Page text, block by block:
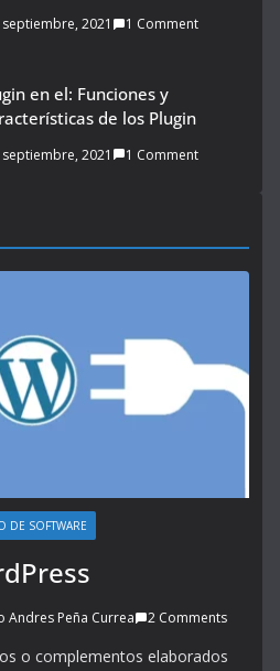
2021 1 Comment
en el: Funciones y
de los Plugin
2021 1 Comment
DE SOFTWARE
Andres Peña Currea 2 Comments
o complementos elaborados